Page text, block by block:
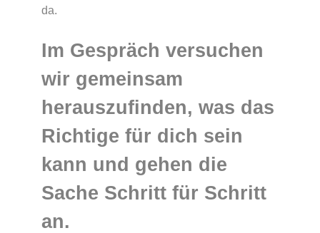
da.
Im Gespräch versuchen
wir gemeinsam
herauszufinden, was das
Richtige für dich sein
kann und gehen die
Sache Schritt für Schritt
an.